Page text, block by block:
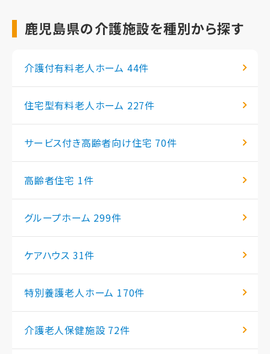
鹿児島県の介護施設を種別から探す
介護付有料老人ホーム 44件
住宅型有料老人ホーム 227件
サービス付き高齢者向け住宅 70件
高齢者住宅 1件
グループホーム 299件
ケアハウス 31件
特別養護老人ホーム 170件
介護老人保健施設 72件